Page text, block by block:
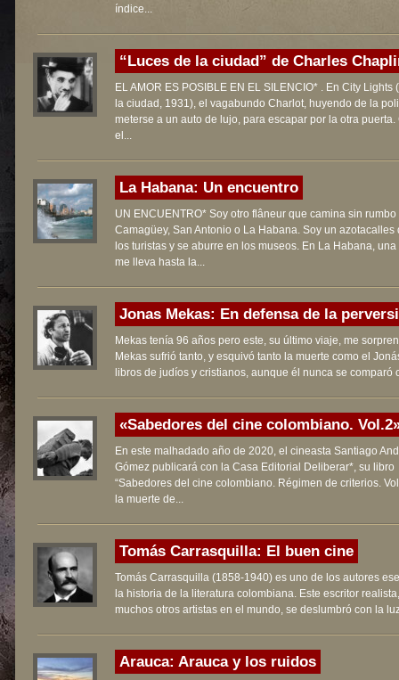
índice...
“Luces de la ciudad” de Charles
EL AMOR ES POSIBLE EN EL SILENCIO* . En City Lights
la ciudad, 1931), el vagabundo Charlot, huyendo de la
meterse a un auto de lujo, para escapar por la otra puerta.
el...
La Habana: Un encuentro
UN ENCUENTRO* Soy otro flâneur que camina sin rumbo
Camagüey, San Antonio o La Habana. Soy un azotacalles
los turistas y se aburre en los museos. En La Habana,
me lleva hasta la...
Jonas Mekas: En defensa de la
Mekas tenía 96 años pero este, su último viaje, me
Mekas sufrió tanto, y esquivó tanto la muerte como el
libros de judíos y cristianos, aunque él nunca se comparó
«Sabedores del cine colombiano.
En este malhadado año de 2020, el cineasta Santiago
Gómez publicará con la Casa Editorial Deliberar*, su libro
“Sabedores del cine colombiano. Régimen de criterios.
la muerte de...
Tomás Carrasquilla: El buen cine
Tomás Carrasquilla (1858-1940) es uno de los autores
la historia de la literatura colombiana. Este escritor
muchos otros artistas en el mundo, se deslumbró con la
Arauca: Arauca y los ruidos